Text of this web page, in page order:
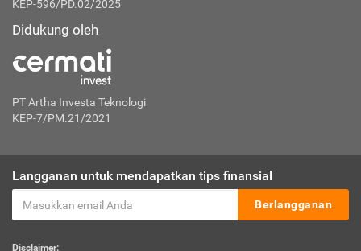
KEP-596/PD.02/2025
Didukung oleh
PT Artha Investa Teknologi
KEP-7/PM.21/2021
Langganan untuk mendapatkan tips finansial
Berlangganan
Disclaimer: